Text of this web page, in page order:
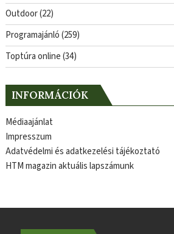
Outdoor(22)
Programajánló(259)
Toptúra online(34)
INFORMÁCIÓK
Médiaajánlat
Impresszum
Adatvédelmi és adatkezelési tájékoztató
HTM magazin aktuális lapszámunk